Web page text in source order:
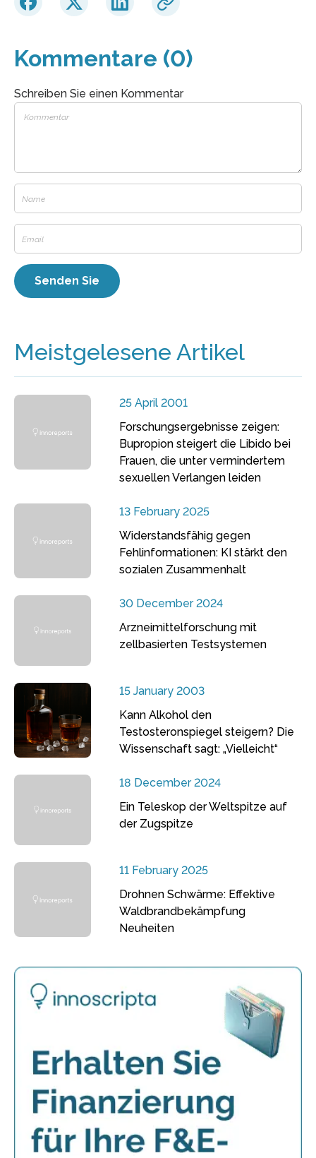
Kommentare (0)
Schreiben Sie einen Kommentar
Meistgelesene Artikel
25 April 2001
Forschungsergebnisse zeigen:
Bupropion steigert die Libido bei
Frauen, die unter vermindertem
sexuellen Verlangen leiden
13 February 2025
Widerstandsfähig gegen
Fehlinformationen: KI stärkt den
sozialen Zusammenhalt
30 December 2024
Arzneimittelforschung mit
zellbasierten Testsystemen
15 January 2003
Kann Alkohol den
Testosteronspiegel steigern? Die
Wissenschaft sagt: „Vielleicht“
18 December 2024
Ein Teleskop der Weltspitze auf
der Zugspitze
11 February 2025
Drohnen Schwärme: Effektive
Waldbrandbekämpfung
Neuheiten